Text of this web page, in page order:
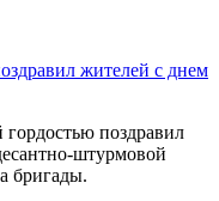
жителей с днем
поздравил
штурмовой
бригады.